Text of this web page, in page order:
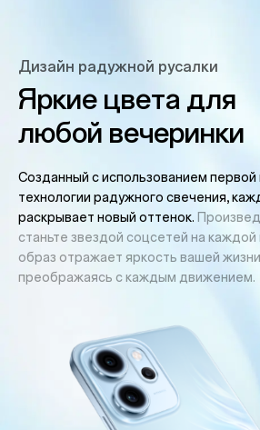
Дизайн радужной русалки
Яркие цвета для
любой вечеринки
Созданный с использованием первой
технологии радужного свечения,
раскрывает новый оттенок.
станьте звездой соцсетей на
образ отражает яркость вашей
преображаясь с каждым движением.